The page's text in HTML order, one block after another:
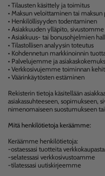
• Tilausten käsittely ja toimitus
• Maksun veloittaminen tai
• Henkilöllisyyden todentaminen
• Asiakkuuden ylläpito,
• Asiakkuus- tai bonusohjelmien
• Tilastollisen analyysin toteutus
• Kohdennetun markkinoinnin
• Palvelujemme ja
• Verkkosivujemme toiminnan
• Väärinkäytösten estäminen
Rekisterin tietoja käsitellään
asiakassuhteeseen, sopimukseen,
nimenomaiseen suostumukseen
Mitä henkilötietoja keräämme:
Keräämme henkilötietoja:
-ostaessasi tuotteita
-selatessasi verkkosivustoamme
-tilatessasi uutiskirjeemme